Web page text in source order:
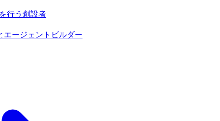
行う創設者
エージェントビルダー